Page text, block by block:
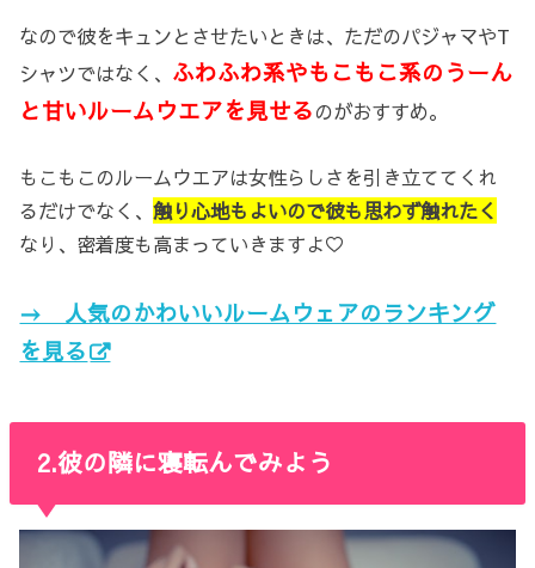
なので彼をキュンとさせたいときは、ただのパジャマやT
シャツではなく、 ふわふわ系やもこもこ系のうーん
と甘いルームウエアを見せるのがおすすめ。
もこもこのルームウエアは女性らしさを引き立ててくれ
るだけでなく、触り心地もよいので彼も思わず触れたく
なり、密着度も高まっていきますよ♡
→ 人気のかわいいルームウェアのランキング
を見る
2.彼の隣に寝転んでみよう